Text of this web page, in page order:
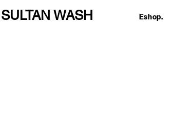
SULTAN WASH Eshop.